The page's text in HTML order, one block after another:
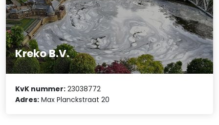
Kreko B.V.
KvK nummer: 23038772
Adres: Max Planckstraat 20